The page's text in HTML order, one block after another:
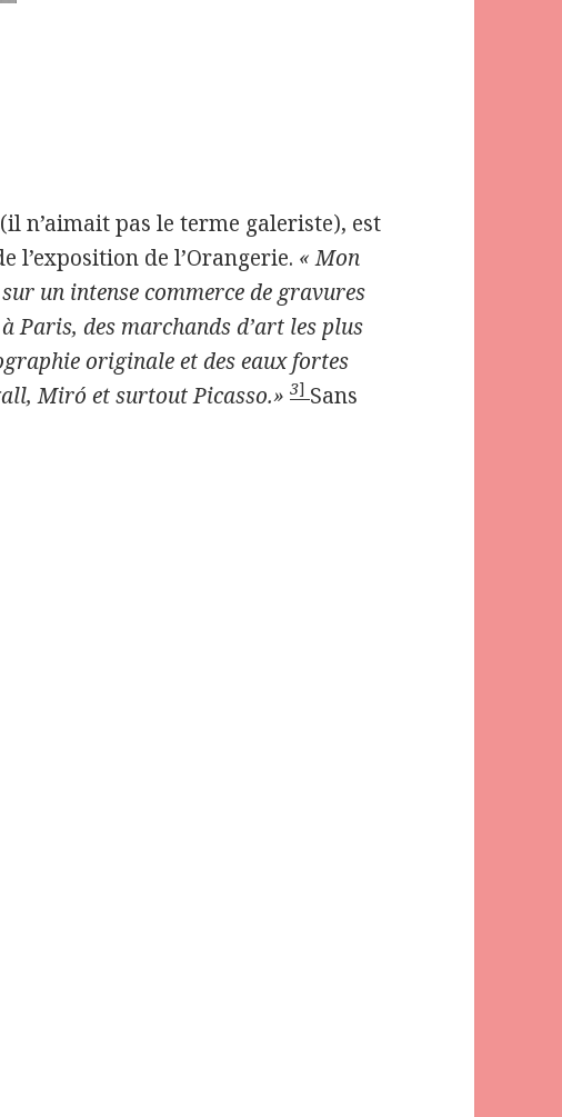
n’aimait pas le terme galeriste), est
l’exposition de l’Orangerie. « Mon
un intense commerce de gravures
Paris, des marchands d’art les plus
originale et des eaux fortes
Miró et surtout Picasso.» 3] Sans